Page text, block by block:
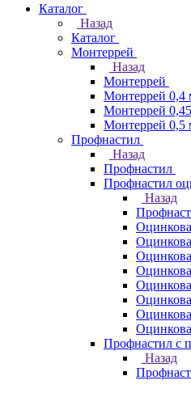
Каталог
Назад
Каталог
Монтеррей
Назад
Монтеррей
Монтеррей 0,4
Монтеррей
Монтеррей 0,5
Профнастил
Назад
Профнастил
Профнастил
Назад
Профнастил с
Назад